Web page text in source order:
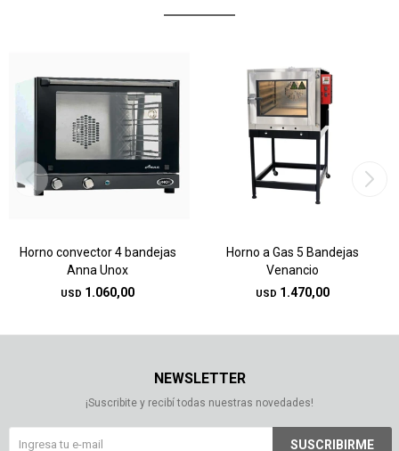
Horno convector 4 bandejas
Anna Unox
USD 1.060,00
Horno a Gas 5 Bandejas
Venancio
USD 1.470,00
NEWSLETTER
¡Suscribite y recibí todas nuestras novedades!
SUSCRIBIRME